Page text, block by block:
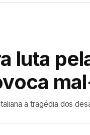
luta
a tragédia dos